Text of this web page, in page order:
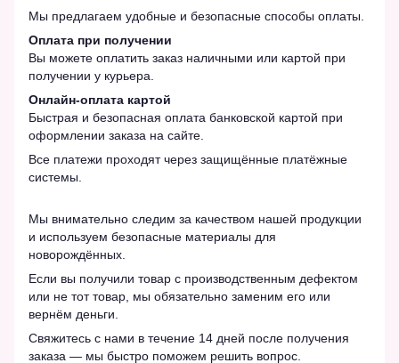
Мы предлагаем удобные и безопасные способы оплаты.
Оплата при получении
Вы можете оплатить заказ наличными или картой при
получении у курьера.
Онлайн-оплата картой
Быстрая и безопасная оплата банковской картой при
оформлении заказа на сайте.
Все платежи проходят через защищённые платёжные
системы.
Мы внимательно следим за качеством нашей продукции
и используем безопасные материалы для
новорождённых.
Если вы получили товар с производственным дефектом
или не тот товар, мы обязательно заменим его или
вернём деньги.
Свяжитесь с нами в течение 14 дней после получения
заказа — мы быстро поможем решить вопрос.